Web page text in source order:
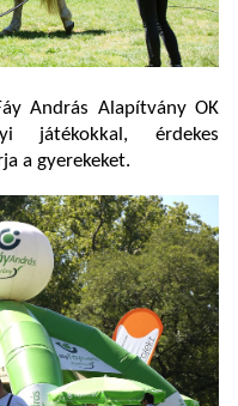
András Alapítvány OK
játékokkal, érdekes
a gyerekeket.